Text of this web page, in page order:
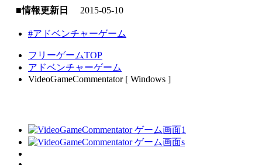
■情報更新日
2015-05-10
#アドベンチャーゲーム
フリーゲームTOP
アドベンチャーゲーム
VideoGameCommentator [ Windows ]